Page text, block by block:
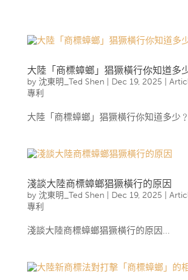
大陸「商標蟑螂」猖獗橫行你知道多
by 沈東明_Ted Shen| Dec 19, 2025
專利
大陸「商標蟑螂」猖獗橫行你知道多少
淺談大陸商標蟑螂猖獗橫行的原因
by 沈東明_Ted Shen| Dec 19, 2025
專利
淺談大陸商標蟑螂猖獗橫行的原因...